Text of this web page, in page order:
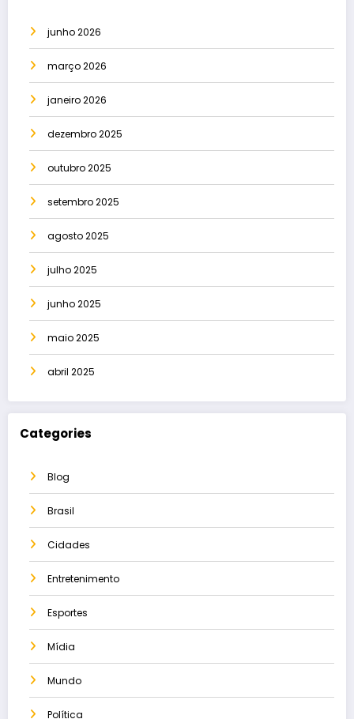
junho 2026
março 2026
janeiro 2026
dezembro 2025
outubro 2025
setembro 2025
agosto 2025
julho 2025
junho 2025
maio 2025
abril 2025
Categories
Blog
Brasil
Cidades
Entretenimento
Esportes
Mídia
Mundo
Política